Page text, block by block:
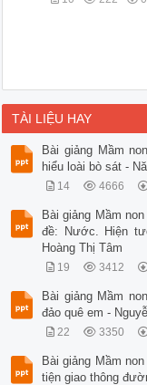
TÀI LIỆU HAY
Bài giảng Mầm
hiểu loài bò sát -
14 4666
Bài giảng Mầm
đề: Nước. Hiện
Hoàng Thị Tâm
19 3412
Bài giảng Mầm
đảo quê em -
22 3350
Bài giảng Mầm
tiện giao thông